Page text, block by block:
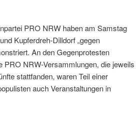
PRO NRW haben am Samstag
Kupferdreh-Dilldorf „gegen
An den Gegenprotesten
NRW-Versammlungen, die jeweils
stattfanden, waren Teil einer
auch Veranstaltungen in